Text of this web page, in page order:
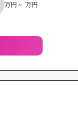
万円～ 万円